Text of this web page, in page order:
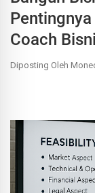
Coach
Diposting Oleh